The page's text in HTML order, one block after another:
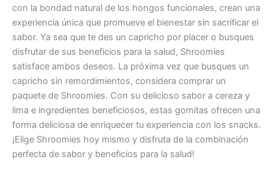
con la bondad natural de los hongos funcionales, crean una
experiencia única que promueve el bienestar sin sacrificar el
sabor. Ya sea que te des un capricho por placer o busques
disfrutar de sus beneficios para la salud, Shroomies
satisface ambos deseos. La próxima vez que busques un
capricho sin remordimientos, considera comprar un
paquete de Shroomies. Con su delicioso sabor a cereza y
lima e ingredientes beneficiosos, estas gomitas ofrecen una
forma deliciosa de enriquecer tu experiencia con los snacks.
¡Elige Shroomies hoy mismo y disfruta de la combinación
perfecta de sabor y beneficios para la salud!